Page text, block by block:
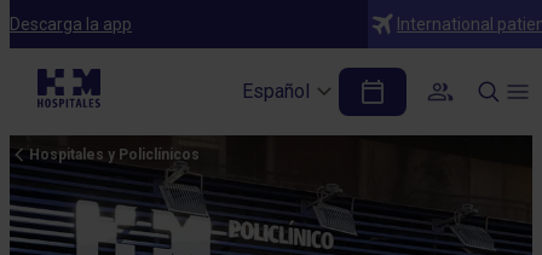
Descarga la app International
Español
Hospitales y Policlínicos